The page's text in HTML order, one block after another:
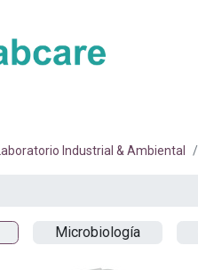
Laboratorio Industrial & Ambiental
Microbiología